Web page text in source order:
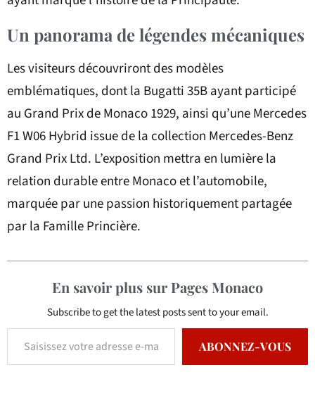
Un panorama de légendes mécaniques
Les visiteurs découvriront des modèles
emblématiques, dont la Bugatti 35B ayant participé
au Grand Prix de Monaco 1929, ainsi qu’une Mercedes
F1 W06 Hybrid issue de la collection Mercedes-Benz
Grand Prix Ltd. L’exposition mettra en lumière la
relation durable entre Monaco et l’automobile,
marquée par une passion historiquement partagée
par la Famille Princière.
En savoir plus sur Pages Monaco
Subscribe to get the latest posts sent to your email.
ABONNEZ-VOUS